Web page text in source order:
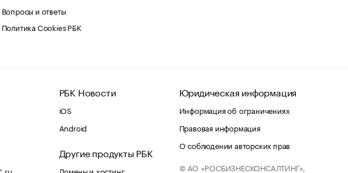
Вопросы и ответы
Политика Cookies РБК
РБК Новости
iOS
Android
Другие продукты РБК
Домены и хостинг
Юридическая информация
Информация об ограничениях
Правовая информация
О соблюдении авторских прав
© АО «РОСБИЗНЕСКОНСАЛТИНГ»,